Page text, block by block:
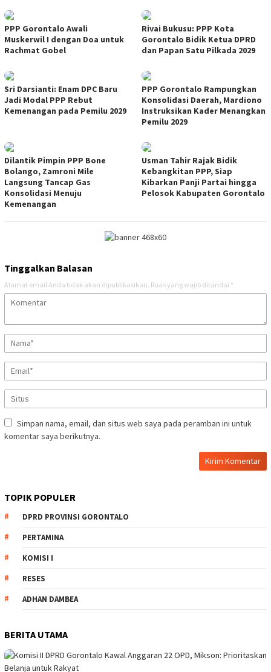
PPP Gorontalo Awali
Muskerwil I dengan Doa untuk
Rachmat Gobel
Rivai Bukusu: PPP Kota
Gorontalo Bidik Ketua DPRD
dan Papan Satu Pilkada 2029
Sri Darsianti: Enam DPC Baru
Jadi Modal PPP Rebut
Kemenangan pada Pemilu 2029
PPP Gorontalo Rampungkan
Konsolidasi Daerah, Mardiono
Instruksikan Kader Menangkan
Pemilu 2029
Dilantik Pimpin PPP Bone
Bolango, Zamroni Mile
Langsung Tancap Gas
Konsolidasi Menuju
Kemenangan
Usman Tahir Rajak Bidik
Kebangkitan PPP, Siap
Kibarkan Panji Partai hingga
Pelosok Kabupaten Gorontalo
Tinggalkan Balasan
Alamat email Anda tidak akan dipublikasikan. Ruas yang wajib ditandai *
Simpan nama, email, dan situs web saya pada peramban ini untuk
komentar saya berikutnya.
TOPIK POPULER
DPRD PROVINSI GORONTALO
PERTAMINA
KOMISI I
RESES
ADHAN DAMBEA
BERITA UTAMA